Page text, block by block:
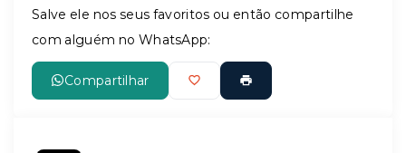
Salve ele nos seus favoritos ou então compartilhe
com alguém no WhatsApp:
Compartilhar